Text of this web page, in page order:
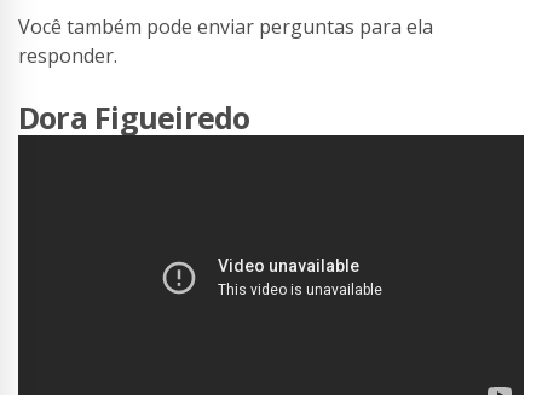
Você também pode enviar perguntas para ela
responder.
Dora Figueiredo